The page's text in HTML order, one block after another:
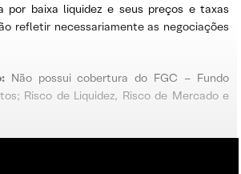
por baixa liquidez e seus preços e taxas
refletir necessariamente as negociações
Não possui cobertura do FGC – Fundo
Risco de Liquidez, Risco de Mercado e